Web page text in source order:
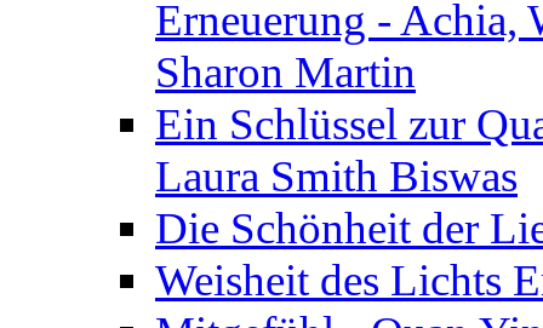
Erneuerung - Achia,
Sharon Martin
Ein Schlüssel zur
Laura Smith Biswas
Die Schönheit der
Weisheit des Lichts